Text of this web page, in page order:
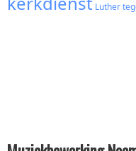
Luther